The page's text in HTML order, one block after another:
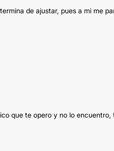
de ajustar, pues a mi me
que te opero y no lo